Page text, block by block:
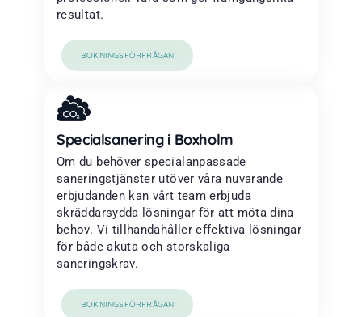
resultat.
BOKNINGSFÖRFRÅGAN
Specialsanering i Boxholm
Om du behöver specialanpassade
saneringstjänster utöver våra nuvarande
erbjudanden kan vårt team erbjuda
skräddarsydda lösningar för att möta dina
behov. Vi tillhandahåller effektiva lösningar
för både akuta och storskaliga
saneringskrav.
BOKNINGSFÖRFRÅGAN